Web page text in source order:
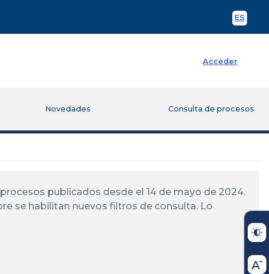
ES
Acceder
Novedades Consulta de procesos
publicados desde el 14 de mayo de 2024.
se habilitan nuevos filtros de consulta. Lo